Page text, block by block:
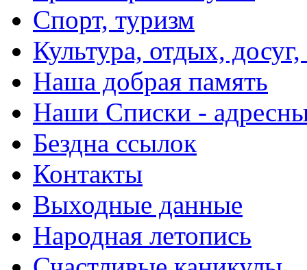
Спорт, туризм
Культура, отдых,
Наша добрая память
Наши Списки -
Бездна ссылок
Контакты
Выходные данные
Народная летопись